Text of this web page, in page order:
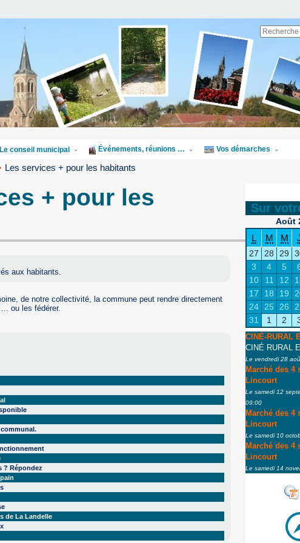
Le conseil municipal Événements, réunions … Vos démarches
Les services + pour les habitants
+ pour les
aux habitants.
de notre collectivité, la commune peut rendre directement
ou les fédérer.
? Répondez
de La Landelle
Sur
Août
L M M
27 28 29
3
4 5
10
11 12
17
18 19
24
25 26
31
1 2
CINÉ-RURAL
CINÉ RURAL
Le vendredi 28
Marché des 4
Lincourt
Le samedi 12
09:00
Marché des 4
Lincourt
Le samedi 10
Marché des 4
Lincourt
Le samedi 14